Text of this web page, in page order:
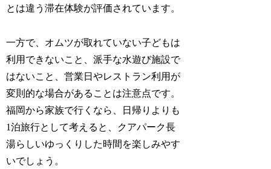
とは違う滞在体験が評価されています。
一方で、オムツが取れていない子どもは
利用できないこと、派手な水遊び施設で
はないこと、営業日やレストラン利用が
変則的な場合があることは注意点です。
福岡から家族で行くなら、日帰りよりも
1泊旅行として考えると、クアパーク長
湯らしいゆっくりした時間を楽しみやす
いでしょう。